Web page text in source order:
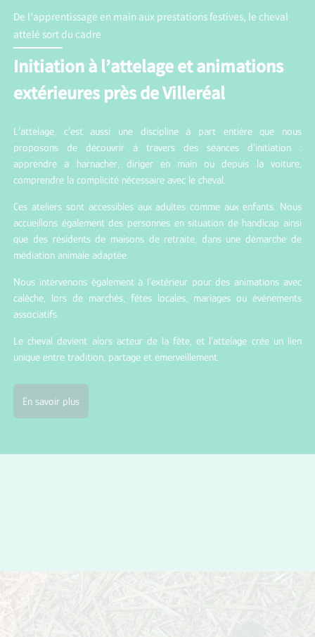
De l’apprentissage en main aux prestations festives, le cheval
attelé sort du cadre
Initiation à l’attelage et animations
extérieures près de Villeréal
L’attelage, c’est aussi une discipline à part entière que nous
proposons de découvrir à travers des séances d’initiation :
apprendre à harnacher, diriger en main ou depuis la voiture,
comprendre la complicité nécessaire avec le cheval.
Ces ateliers sont accessibles aux adultes comme aux enfants. Nous
accueillons également des personnes en situation de handicap ainsi
que des résidents de maisons de retraite, dans une démarche de
médiation animale adaptée.
Nous intervenons également à l’extérieur pour des animations avec
calèche, lors de marchés, fêtes locales, mariages ou événements
associatifs.
Le cheval devient alors acteur de la fête, et l’attelage crée un lien
unique entre tradition, partage et émerveillement.
En savoir plus